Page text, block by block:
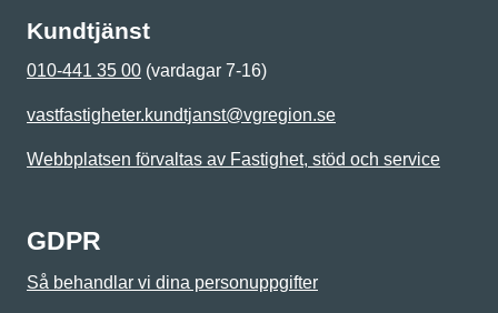
Kundtjänst
010-441 35 00 (vardagar 7-16)
vastfastigheter.kundtjanst@vgregion.se
Webbplatsen förvaltas av Fastighet, stöd och service
GDPR
Så behandlar vi dina personuppgifter